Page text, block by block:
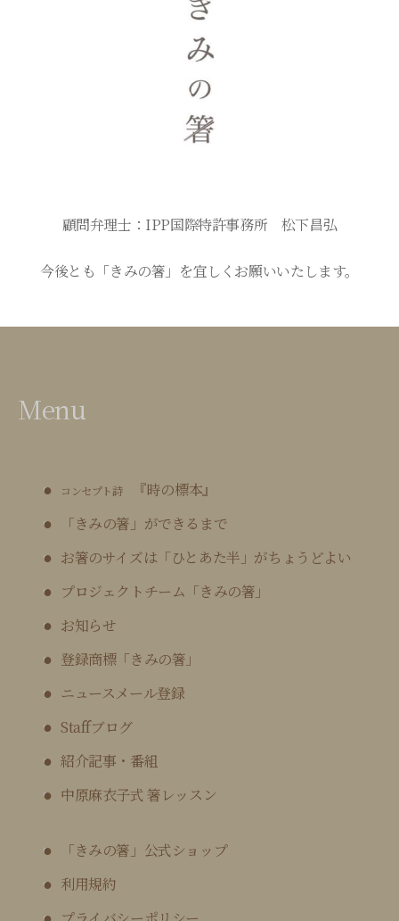
顧問弁理士：IPP国際特許事務所 松下昌弘
今後とも「きみの箸」を宜しくお願いいたします。
Menu
コンセプト詩
『時の標本』
「きみの箸」ができるまで
お箸のサイズは「ひとあた半」がちょうどよい
プロジェクトチーム「きみの箸」
お知らせ
登録商標「きみの箸」
ニュースメール登録
Staffブログ
紹介記事・番組
中原麻衣子式 箸レッスン
「きみの箸」公式ショップ
利用規約